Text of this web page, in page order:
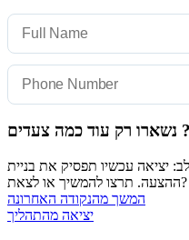
נשארו רק עוד כמה צעדים
יציאה עכשיו תפסיק את בניית
ההצעה. תרצו להמשיך או לצאת?
המשך מהנקודה האחרונה
יציאה מהתהליך